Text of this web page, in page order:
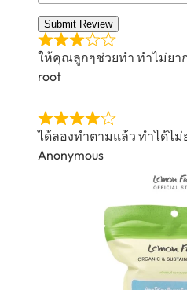
Submit Review
ให้คุณลูกๆช่วยทำ ทำไม่ยา
root
ได้ลองทำตามแล้ว ทำได้ไ
Anonymous